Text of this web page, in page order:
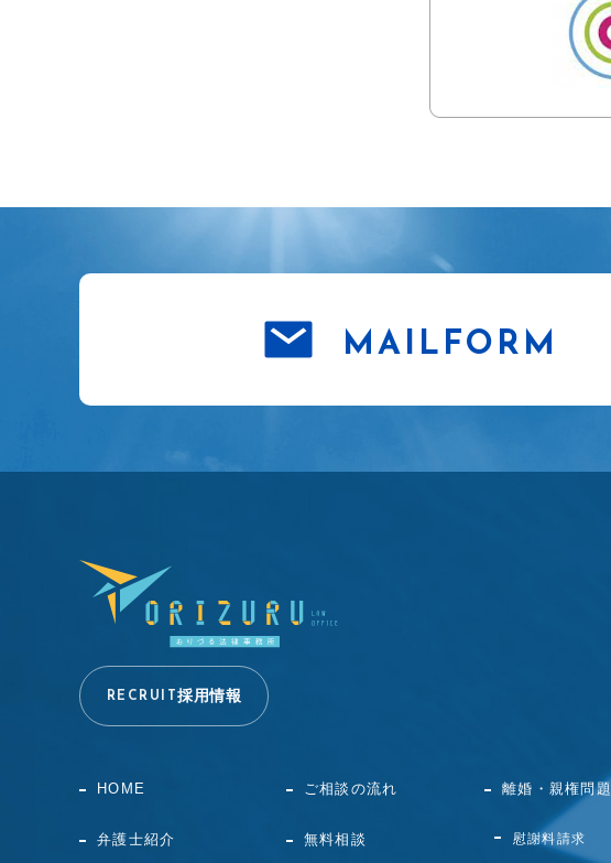
MAILFORM
RECRUIT採用情報
HOME
弁護士紹介
ご相談の流れ
無料相談
離婚・親権問題
慰謝料請求